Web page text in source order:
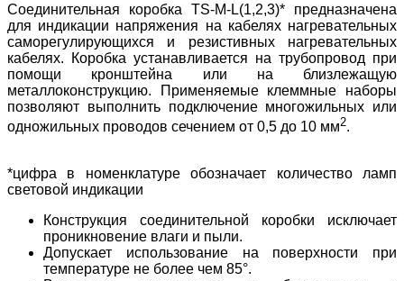
Соединительная коробка TS-M-L(1,2,3)* предназначена
для индикации напряжения на кабелях нагревательных
саморегулирующихся и резистивных нагревательных
кабелях. Коробка устанавливается на трубопровод при
помощи кронштейна или на близлежащую
металлоконструкцию. Применяемые клеммные наборы
позволяют выполнить подключение многожильных или
одножильных проводов сечением от 0,5 до 10 мм2.
*цифра в номенклатуре обозначает количество ламп
световой индикации
Конструкция соединительной коробки исключает
проникновение влаги и пыли.
Допускает использование на поверхности при
температуре не более чем 85°.